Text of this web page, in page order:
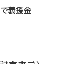
義援金